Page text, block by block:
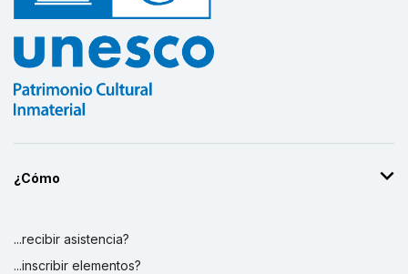
¿Cómo
...recibir asistencia?
...inscribir elementos?